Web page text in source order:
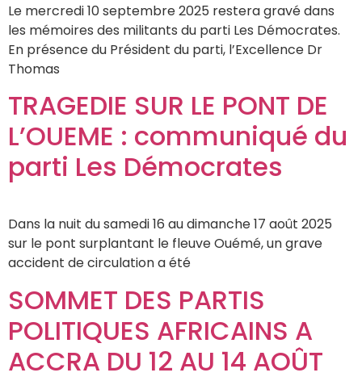
Le mercredi 10 septembre 2025 restera gravé dans
les mémoires des militants du parti Les Démocrates.
En présence du Président du parti, l’Excellence Dr
Thomas
TRAGEDIE SUR LE PONT DE
L’OUEME : communiqué du
parti Les Démocrates
Dans la nuit du samedi 16 au dimanche 17 août 2025
sur le pont surplantant le fleuve Ouémé, un grave
accident de circulation a été
SOMMET DES PARTIS
POLITIQUES AFRICAINS A
ACCRA DU 12 AU 14 AOÛT